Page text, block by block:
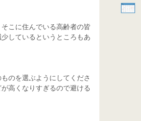
こに住んでいる高齢者の皆
しているというところもあ
のを選ぶようにしてくださ
高くなりすぎるので避ける